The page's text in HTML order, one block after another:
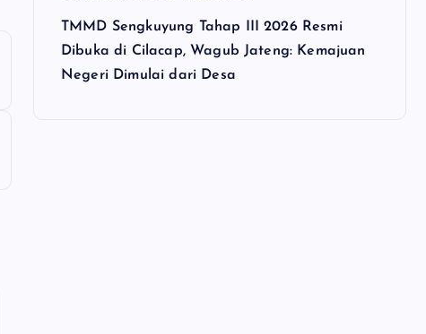
TMMD Sengkuyung Tahap III 2026 Resmi
Dibuka di Cilacap, Wagub Jateng: Kemajuan
Negeri Dimulai dari Desa